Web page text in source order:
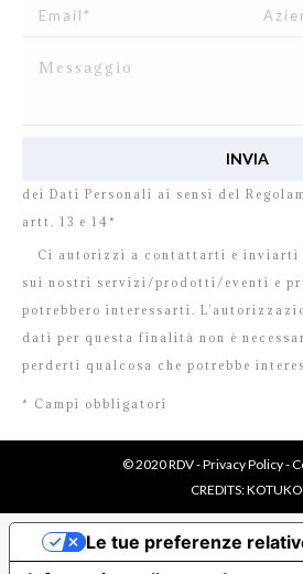
dei Dati Personali ai sensi del
artt. 13 e 14*
Ci autorizzi a contattarti e inviarti
sui nostri servizi/prodotti/eventi e
potrebbero interessarti.
dati per questa finalità non è
perderti qualcosa che potrebbe
* Campi obbligatori
© 2020 RDV -Privacy Policy-
CREDITS:KOTUKO
Le tue preferenze